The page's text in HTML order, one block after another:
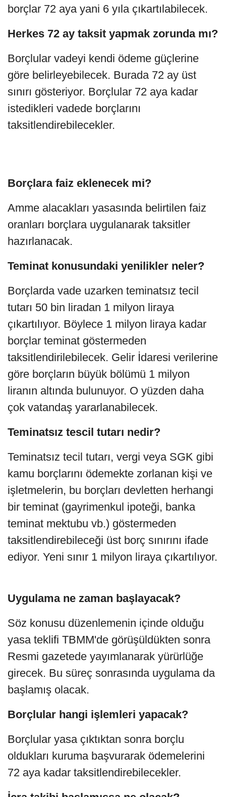
borçlar 72 aya yani 6 yıla çıkartılabilecek.
Herkes 72 ay taksit yapmak zorunda mı?
Borçlular vadeyi kendi ödeme güçlerine
göre belirleyebilecek. Burada 72 ay üst
sınırı gösteriyor. Borçlular 72 aya kadar
istedikleri vadede borçlarını
taksitlendirebilecekler.
Borçlara faiz eklenecek mi?
Amme alacakları yasasında belirtilen faiz
oranları borçlara uygulanarak taksitler
hazırlanacak.
Teminat konusundaki yenilikler neler?
Borçlarda vade uzarken teminatsız tecil
tutarı 50 bin liradan 1 milyon liraya
çıkartılıyor. Böylece 1 milyon liraya kadar
borçlar teminat göstermeden
taksitlendirilebilecek. Gelir İdaresi verilerine
göre borçların büyük bölümü 1 milyon
liranın altında bulunuyor. O yüzden daha
çok vatandaş yararlanabilecek.
Teminatsız tescil tutarı nedir?
Teminatsız tecil tutarı, vergi veya SGK gibi
kamu borçlarını ödemekte zorlanan kişi ve
işletmelerin, bu borçları devletten herhangi
bir teminat (gayrimenkul ipoteği, banka
teminat mektubu vb.) göstermeden
taksitlendirebileceği üst borç sınırını ifade
ediyor. Yeni sınır 1 milyon liraya çıkartılıyor.
Uygulama ne zaman başlayacak?
Söz konusu düzenlemenin içinde olduğu
yasa teklifi TBMM'de görüşüldükten sonra
Resmi gazetede yayımlanarak yürürlüğe
girecek. Bu süreç sonrasında uygulama da
başlamış olacak.
Borçlular hangi işlemleri yapacak?
Borçlular yasa çıktıktan sonra borçlu
oldukları kuruma başvurarak ödemelerini
72 aya kadar taksitlendirebilecekler.